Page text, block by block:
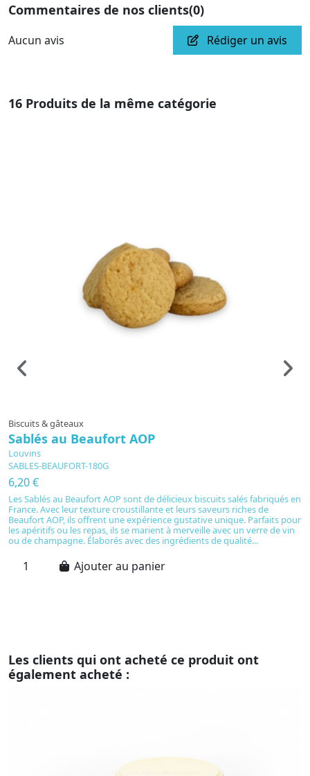
Commentaires de nos clients(0)
Aucun avis Rédiger un avis
16 Produits de la même catégorie
Biscuits & gâteaux
Sablés au Beaufort AOP
Louvins
SABLES-BEAUFORT-180G
6,20 €
Les Sablés au Beaufort AOP sont de délicieux biscuits salés fabriqués en
France. Avec leur texture croustillante et leurs saveurs riches de
Beaufort AOP, ils offrent une expérience gustative unique. Parfaits pour
les apéritifs ou les repas, ils se marient à merveille avec un verre de vin
ou de champagne. Élaborés avec des ingrédients de qualité...
Ajouter au panier
Les clients qui ont acheté ce produit ont
également acheté :